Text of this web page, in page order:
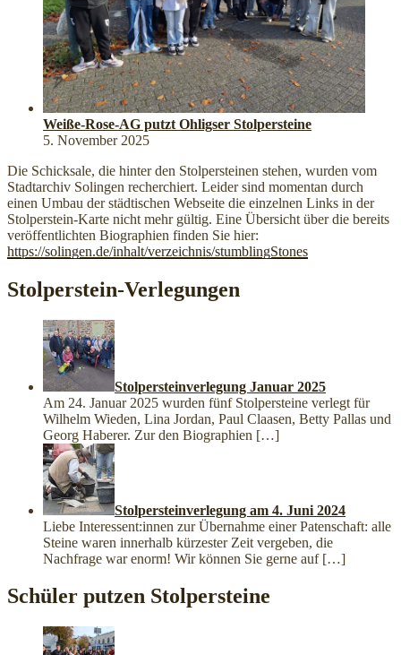
Weiße-Rose-AG putzt Ohligser Stolpersteine
5. November 2025
Die Schicksale, die hinter den Stolpersteinen stehen, wurden vom
Stadtarchiv Solingen recherchiert. Leider sind momentan durch
einen Umbau der städtischen Webseite die einzelnen Links in der
Stolperstein-Karte nicht mehr gültig. Eine Übersicht über die bereits
veröffentlichten Biographien finden Sie hier:
https://solingen.de/inhalt/verzeichnis/stumblingStones
Stolperstein-Verlegungen
Stolpersteinverlegung Januar 2025
Am 24. Januar 2025 wurden fünf Stolpersteine verlegt für
Wilhelm Wieden, Lina Jordan, Paul Claasen, Betty Pallas und
Georg Haberer. Zur den Biographien […]
Stolpersteinverlegung am 4. Juni 2024
Liebe Interessent:innen zur Übernahme einer Patenschaft: alle
Steine waren innerhalb kürzester Zeit vergeben, die
Nachfrage war enorm! Wir können Sie gerne auf […]
Schüler putzen Stolpersteine